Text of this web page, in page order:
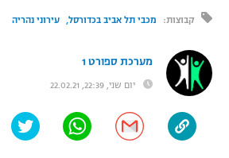
ברחבה
"מעל הליגה" – פודקאסט
"מחצית בשכונה" – פודקאסט
בני יהודה
ספורט אולימפי
UFC
היאבקות WWE
אופניים
קבוצות: מכבי תל אביב בכדורסל עירוני נהריה
מערכת ספורט 1
יום שני, 22:39, 22.02.21